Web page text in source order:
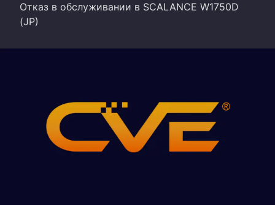
Отказ в обслуживании в SCALANCE W1750D
(JP)